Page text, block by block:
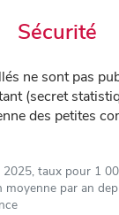
Sécurité
ne sont pas
(secret
des petites
2025, taux pour 1
moyenne par an